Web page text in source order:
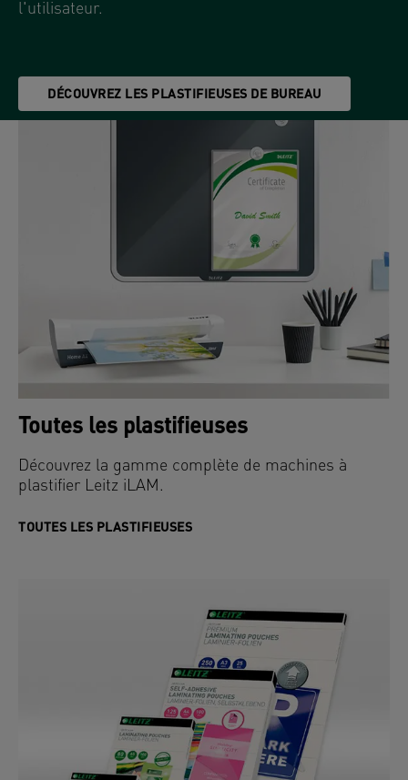
l'utilisateur.
DÉCOUVREZ LES PLASTIFIEUSES DE BUREAU
Toutes les plastifieuses
Découvrez la gamme complète de machines à
plastifier Leitz iLAM.
TOUTES LES PLASTIFIEUSES